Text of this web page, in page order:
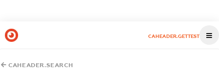
CAHEADER.GETTEST
CAHEADER.SEARCH